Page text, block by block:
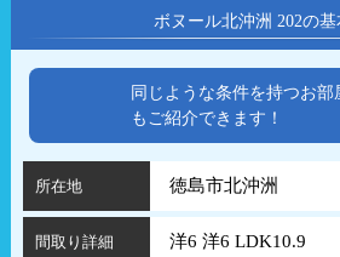
ボヌール北沖洲 202の基
同じような条件を持つお
もご紹介できます！
所在地 徳島市北沖洲
間取り詳細 洋6 洋6 LDK10.9